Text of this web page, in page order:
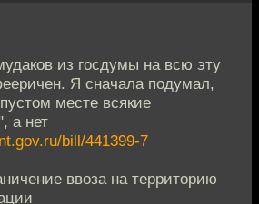
из госдумы на всю эту
Я сначала подумал,
месте всякие
а нет
bill/441399-7
ввоза на территорию